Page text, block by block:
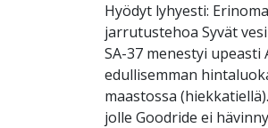
Hyödyt lyhyesti:
jarrutustehoa Syvät
SA-37 menestyi
edullisemman
maastossa
jolle Goodride ei